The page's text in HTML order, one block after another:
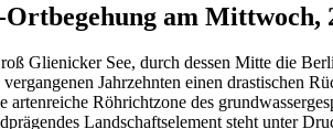
am Mittwoch,
Glienicker See, durch dessen Mitte die
Jahrzehnten einen drastischen
artenreiche Röhrichtzone des
Landschaftselement steht unter